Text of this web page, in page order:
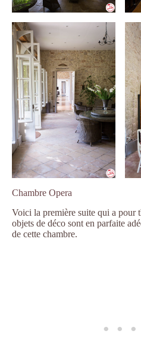
Chambre Opera
Voici la première suite qui a pour
objets de déco sont en parfaite
de cette chambre.